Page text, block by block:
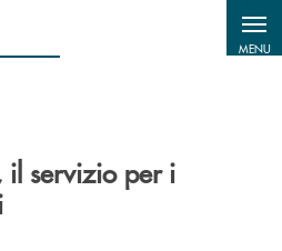
MENU
il servizio per i